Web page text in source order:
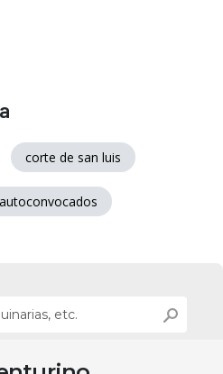
corte de san luis